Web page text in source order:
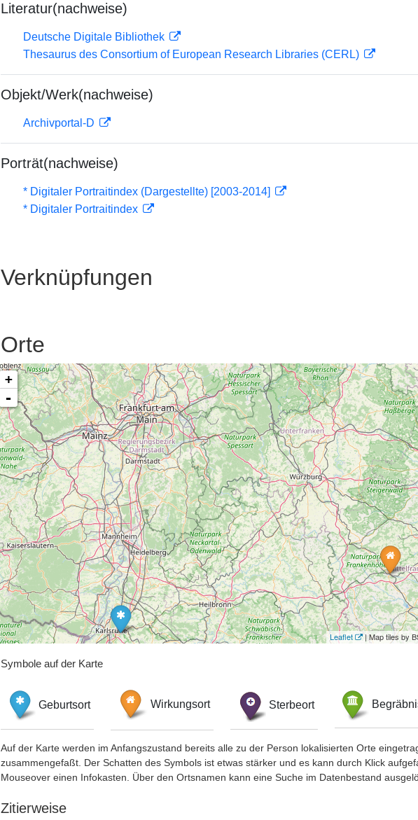
Literatur(nachweise)
Deutsche Digitale Bibliothek
Thesaurus des Consortium of European Research Libraries (CERL)
Objekt/Werk(nachweise)
Archivportal-D
Porträt(nachweise)
* Digitaler Portraitindex (Dargestellte) [2003-2014]
* Digitaler Portraitindex
Verknüpfungen
Orte
+
-
Leaflet | Map tiles by
Symbole auf der Karte
Geburtsort Wirkungsort Sterbeort
Auf der Karte werden im Anfangszustand bereits alle zu der Person lokalisierten Orte
zusammengefaßt. Der Schatten des Symbols ist etwas stärker und es kann durch Klick
Mouseover einen Infokasten. Über den Ortsnamen kann eine Suche im Datenbestand
Zitierweise